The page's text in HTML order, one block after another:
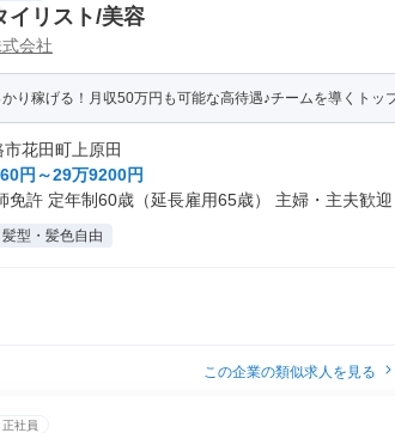
イリスト/美容
会社
り稼げる！月収50万円も可能な高待遇♪チームを導くトッ
花田町上原田
円～29万9200円
免許 定年制60歳（延長雇用65歳） 主婦・主夫歓迎
髪型・髪色自由
この企業の類似求人を見る
正社員